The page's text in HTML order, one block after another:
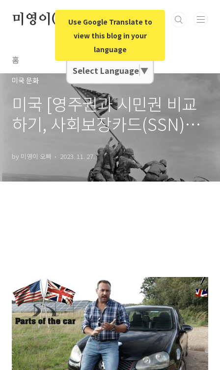
Use Google Translate to
view this blog in your
language
Google Translate
Select Language▼
미영이(미국영어)오빠
홈
미국 문화
미국 [영주권과 시민권 비교
하기, 사회보장카드(SSN)
by 미영이 오빠 2023. 11. 27.